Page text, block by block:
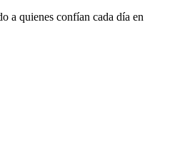
a quienes confían cada día en